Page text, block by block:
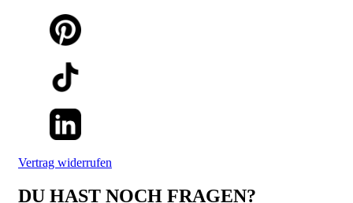
Vertrag widerrufen
DU HAST NOCH FRAGEN?